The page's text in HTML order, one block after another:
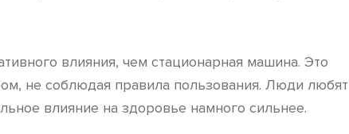
влияния, чем стационарная машина. Это
не соблюдая правила пользования. Люди любят
влияние на здоровье намного сильнее.